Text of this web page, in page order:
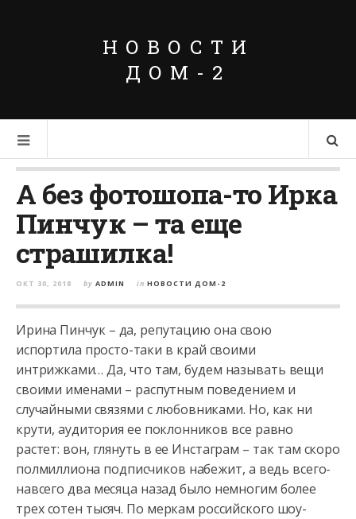
НОВОСТИ
ДОМ-2
А без фотошопа-то Ирка
Пинчук – та еще
страшилка!
ОКТ 30, 2018 by ADMIN in НОВОСТИ ДОМ-2
Ирина Пинчук – да, репутацию она свою
испортила просто-таки в край своими
интрижками… Да, что там, будем называть вещи
своими именами – распутным поведением и
случайными связями с любовниками. Но, как ни
крути, аудитория ее поклонников все равно
растет: вон, глянуть в ее Инстаграм – так там скоро
полмиллиона подписчиков набежит, а ведь всего-
навсего два месяца назад было немногим более
трех сотен тысяч. По меркам российского шоу-